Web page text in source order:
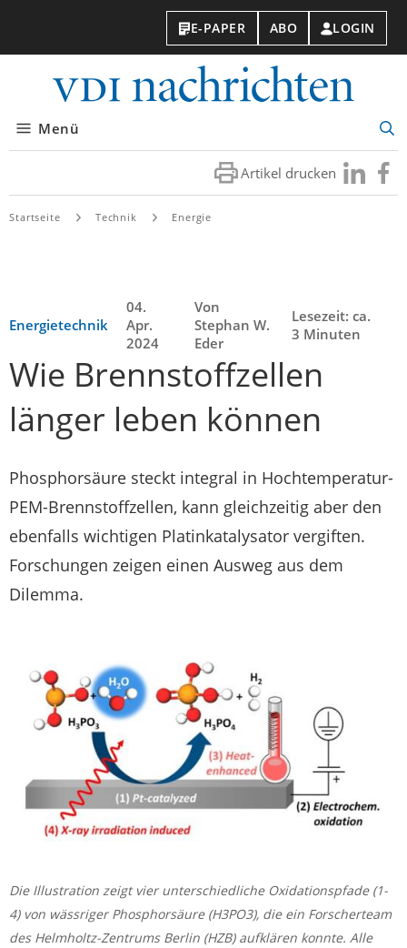
E-PAPER ABO LOGIN
Menü
Artikel drucken Besuchen
Sie
Sie
Startseite Technik Energie
Energietechnik
04.
Apr.
2024
Von
Stephan W.
Eder
Lesezeit: ca.
3 Minuten
Wie Brennstoffzellen
länger leben können
Phosphorsäure steckt integral in Hochtemperatur-
PEM-Brennstoffzellen, kann gleichzeitig aber den
ebenfalls wichtigen Platinkatalysator vergiften.
Forschungen zeigen einen Ausweg aus dem
Dilemma.
Die Illustration zeigt vier unterschiedliche Oxidationspfade (1-
4) von wässriger Phosphorsäure (H3PO3), die ein Forscherteam
des Helmholtz-Zentrums Berlin (HZB) aufklären konnte. Alle